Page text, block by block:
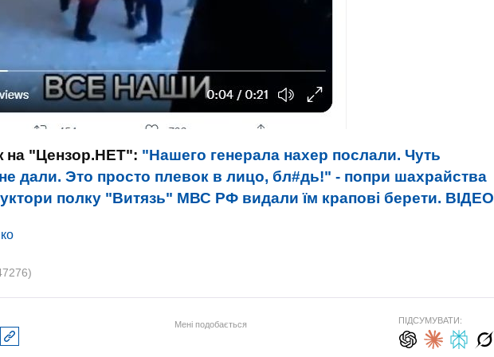
на "Цензор.НЕТ": "Нашего генерала нахер послали. Чуть
дали. Это просто плевок в лицо, бл#дь!" - попри шахрайства
полку "Витязь" МВС РФ видали їм крапові берети. ВIДЕО
Мені подобається ПІДСУМУВАТИ: